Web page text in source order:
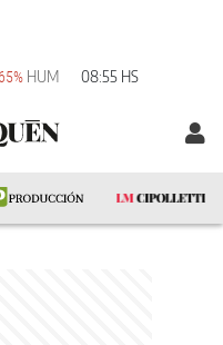
65% HUM 08:55 HS